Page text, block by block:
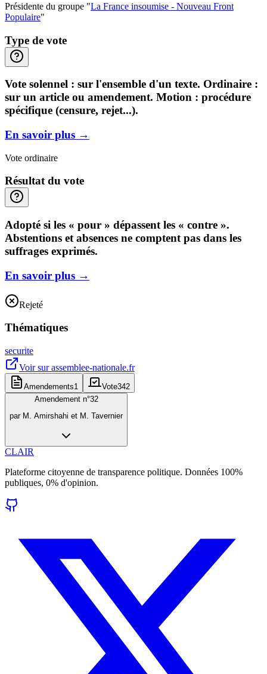
Présidente du groupe "La France insoumise - Nouveau Front
Populaire"
Type de vote
Vote solennel : sur l'ensemble d'un texte. Ordinaire :
sur un article ou amendement. Motion : procédure
spécifique (censure, rejet...).
En savoir plus →
Vote ordinaire
Résultat du vote
Adopté si les « pour » dépassent les « contre ».
Abstentions et absences ne comptent pas dans les
suffrages exprimés.
En savoir plus →
Rejeté
Thématiques
securite
Voir surassemblee-nationale.fr
Amendements1 Vote342
Amendement n°32
par M. Amirshahi et M. Tavernier
CLAIR
Plateforme citoyenne de transparence politique. Données 100%
publiques, 0% d'opinion.